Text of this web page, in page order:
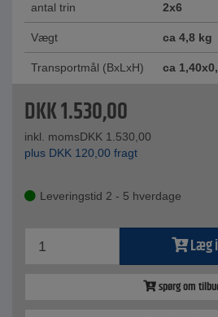
antal trin 2x6
Vægt ca 4,8 kg
Transportmål (BxLxH) ca
DKK1.530,00
inkl. momsDKK 1.530,00
plus DKK 120,00 fragt
Leveringstid 2 - 5 hverdage
Læg
spørg om